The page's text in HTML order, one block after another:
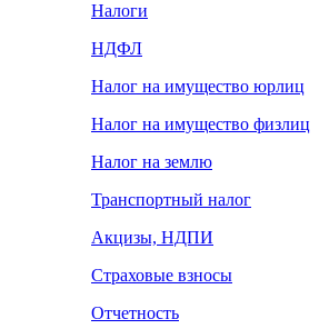
Налоги
НДФЛ
Налог на имущество юрлиц
Налог на имущество физлиц
Налог на землю
Транспортный налог
Акцизы, НДПИ
Страховые взносы
Отчетность